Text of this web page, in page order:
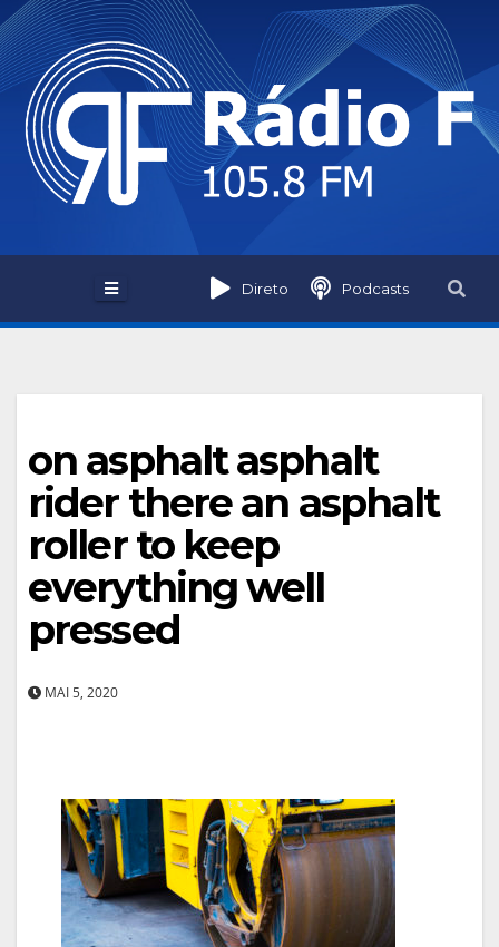
Skip
to
content
Direto Podcasts
on asphalt asphalt
rider there an asphalt
roller to keep
everything well
pressed
MAI 5, 2020